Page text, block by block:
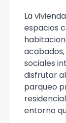
La
espacios
sociales
disfrutar
parqueo
entorno